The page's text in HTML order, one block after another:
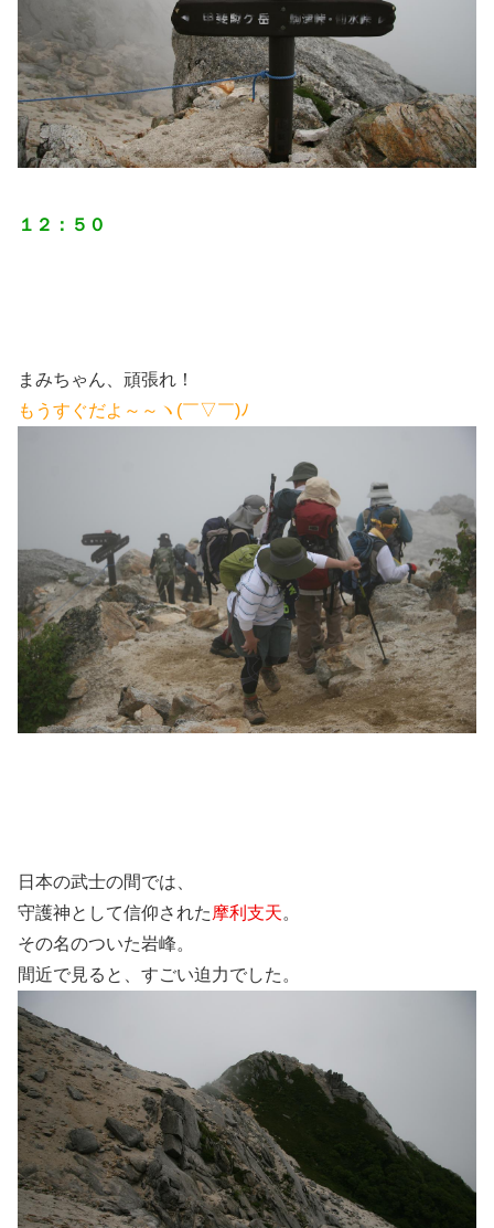
１２：５０
まみちゃん、頑張れ！
もうすぐだよ～～ヽ(￣▽￣)ﾉ
日本の武士の間では、
守護神として信仰された 摩利支天。
その名のついた岩峰。
間近で見ると、すごい迫力でした。